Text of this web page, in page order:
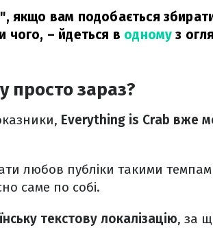
якщо вам подобається
чого, – йдеться в одномуз
просто зараз?
Everything is Crab вже
любов публіки такими
саме по собі.
текстову локалізацію, за